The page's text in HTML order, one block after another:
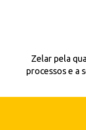
Zelar pela
processos e a